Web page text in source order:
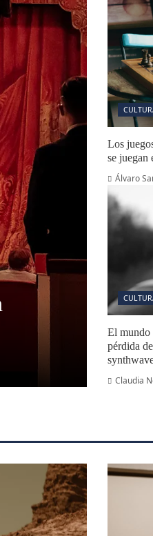
Los
se juegan
Álvaro
El mundo
pérdida
Claudia